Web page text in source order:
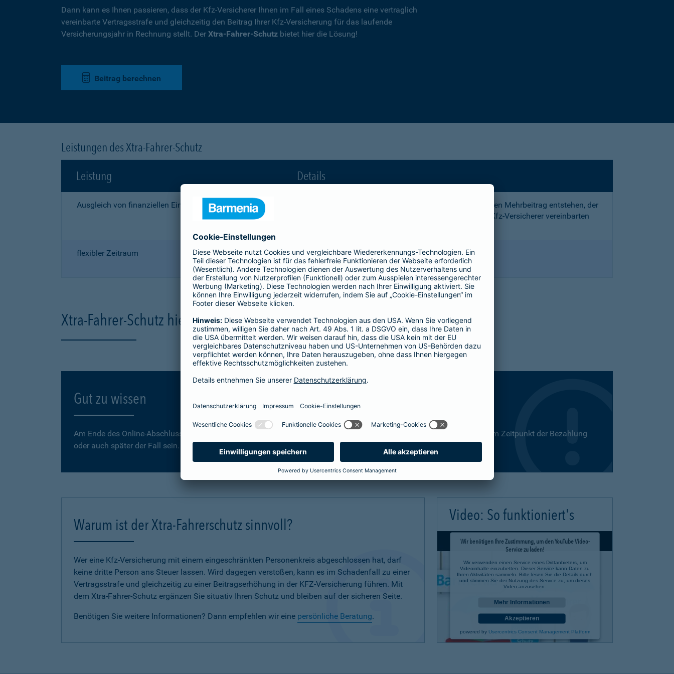
Dann kann es Ihnen passieren, dass der Kfz-Versicherer Ihnen im Fall eines Schadens eine vertraglich
vereinbarte Vertragsstrafe und gleichzeitig den Beitrag Ihrer Kfz-Versicherung für das laufende
Versicherungsjahr in Rechnung stellt. Der Xtra-Fahrer-Schutz bietet hier die Lösung!
Beitrag berechnen
Leistungen des Xtra-Fahrer-Schutz
Leistung
Details
Ausgleich von finanziellen Einbußen
die Ihnen nach einem Unfall durch die Vertragsstrafe und den Mehrbeitrag entstehen, der
Ihnen wegen einer unerlaubten Erweiterung des mit Ihrem Kfz-Versicherer vereinbarten
flexibler Zeitraum
1, 2 oder 3 Tage bzw.
1, 2 oder 3 Wochen
Xtra-Fahrer-Schutz hier online berechnen und direkt abschließen
Gut zu wissen
Am Ende des Online-Abschlusses können Sie selbst bestimmen, ab wann Ihr Xtra-Fahrer-Schutz gültig ist. Dies kann zum Zeitpunkt der Bezahlung
oder auch später der Fall sein.
Warum ist der Xtra-Fahrerschutz sinnvoll?
Wer eine Kfz-Versicherung mit einem eingeschränkten Personenkreis abgeschlossen hat, darf
keine dritte Person ans Steuer lassen. Wird dagegen verstoßen, kann es im Schadenfall zu einer
Vertragsstrafe und gleichzeitig zu einer Beitragserhöhung in der KFZ-Versicherung führen. Mit
dem Xtra-Fahrer-Schutz ergänzen Sie situativ Ihren Schutz und bleiben auf der sicheren Seite.
Benötigen Sie weitere Informationen? Dann empfehlen wir eine persönliche Beratung.
Video: So funktioniert's
Wir benötigen Ihre Zustimmung, um den YouTube Video-
Service zu laden!
Wir verwenden einen Service eines Drittanbieters, um
Videoinhalte einzubetten. Dieser Service kann Daten zu
Ihren Aktivitäten sammeln. Bitte lesen Sie die Details durch
und stimmen Sie der Nutzung des Service zu, um dieses
Video anzusehen.
Mehr Informationen
Akzeptieren
powered by Usercentrics Consent Management Platform